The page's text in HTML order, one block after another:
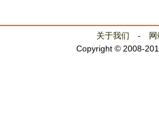
关于我们 - 网
Copyright © 2008-